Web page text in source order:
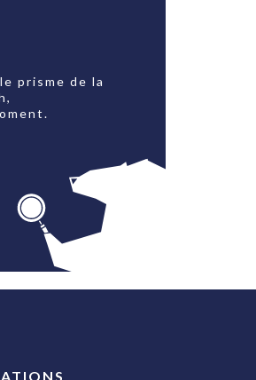
prisme de la